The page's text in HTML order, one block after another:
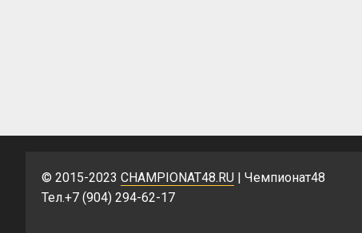
© 2015-2023 CHAMPIONAT48.RU | Чемпионат48
Тел.+7 (904) 294-62-17